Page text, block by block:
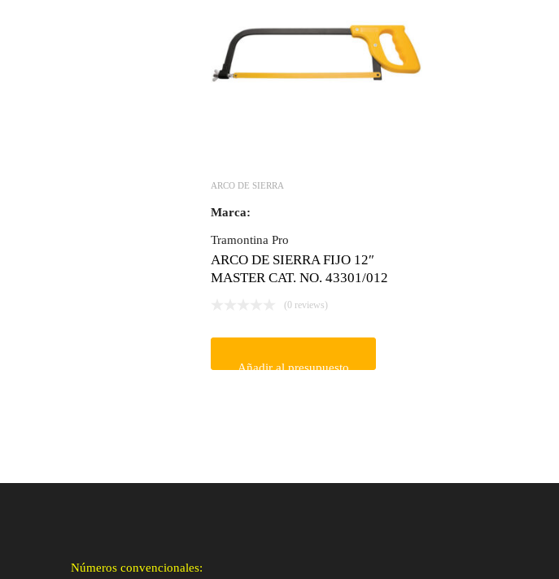
ARCO DE SIERRA
Marca:
Tramontina Pro
ARCO DE SIERRA FIJO 12″
MASTER CAT. NO. 43301/012
(0 reviews)
Añadir al presupuesto
Números convencionales: